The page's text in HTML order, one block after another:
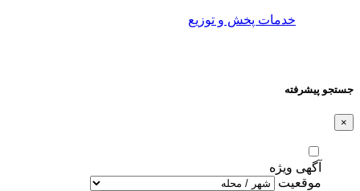
خدمات پخش و توزیع
جستجو پیشرفته
×
آگهی ویژه
موقعیت